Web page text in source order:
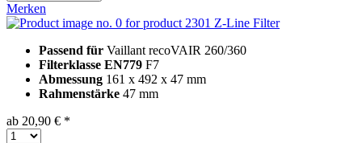
Merken
Z-Line Filter
Passend für Vaillant recoVAIR 260/360
Filterklasse EN779 F7
Abmessung 161 x 492 x 47 mm
Rahmenstärke 47 mm
ab 20,90 € *